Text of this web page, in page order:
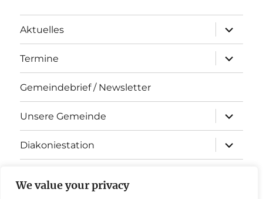
We value your privacy
Aktuelles
öffnen
Termine
öffnen
Gemeindebrief / Newsletter
Unsere Gemeinde
öffnen
Diakoniestation
öffnen